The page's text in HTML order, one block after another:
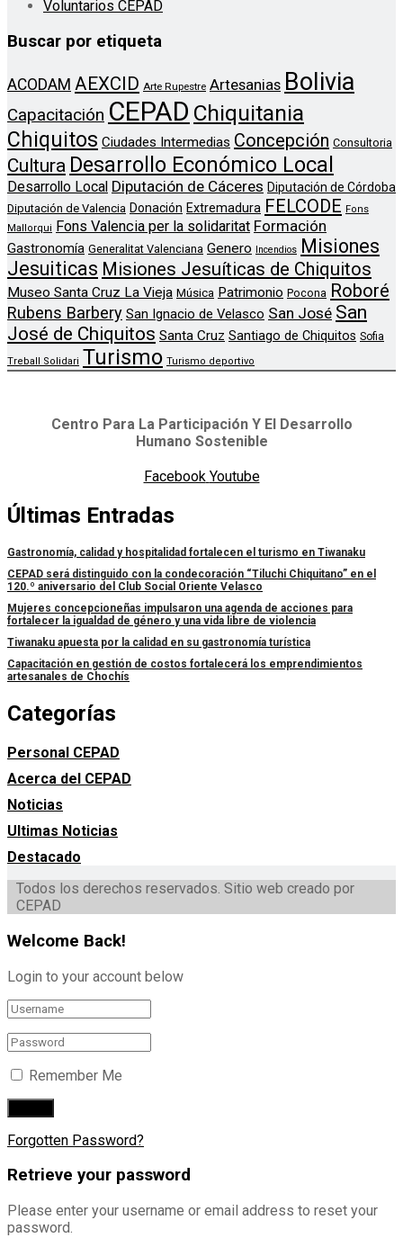
Voluntarios CEPAD
Buscar por etiqueta
ACODAM AEXCID Arte Rupestre Artesanias Bolivia
Capacitación CEPAD Chiquitania
Chiquitos Ciudades Intermedias Concepción Consultoria
Cultura Desarrollo Económico Local
Desarrollo Local Diputación de Cáceres Diputación de Córdoba
Diputación de Valencia Donación Extremadura FELCODE Fons
Mallorqui
Fons Valencia per la solidaritat Formación
Gastronomía Generalitat Valenciana Genero Incendios
Misiones
Jesuiticas Misiones Jesuíticas de Chiquitos
Museo Santa Cruz La Vieja Música Patrimonio Pocona Roboré
Rubens Barbery San Ignacio de Velasco San José San
José de Chiquitos Santa Cruz Santiago de Chiquitos Sofia
Treball Solidari Turismo Turismo deportivo
Centro Para La Participación Y El Desarrollo
Humano Sostenible
Facebook Youtube
Últimas Entradas
Gastronomía, calidad y hospitalidad fortalecen el turismo en Tiwanaku
CEPAD será distinguido con la condecoración “Tiluchi Chiquitano” en el
120.º aniversario del Club Social Oriente Velasco
Mujeres concepcioneñas impulsaron una agenda de acciones para
fortalecer la igualdad de género y una vida libre de violencia
Tiwanaku apuesta por la calidad en su gastronomía turística
Capacitación en gestión de costos fortalecerá los emprendimientos
artesanales de Chochís
Categorías
Personal CEPAD
Acerca del CEPAD
Noticias
Ultimas Noticias
Destacado
Todos los derechos reservados. Sitio web creado por
CEPAD
Welcome Back!
Login to your account below
Remember Me
Forgotten Password?
Retrieve your password
Please enter your username or email address to reset your
password.